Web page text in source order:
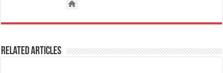
Related Articles